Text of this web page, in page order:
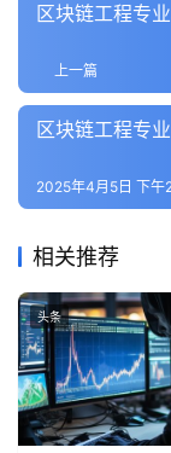
区块链工程专
上一篇
区块链工程专
2025年4月5日 下午
相关推荐
头条